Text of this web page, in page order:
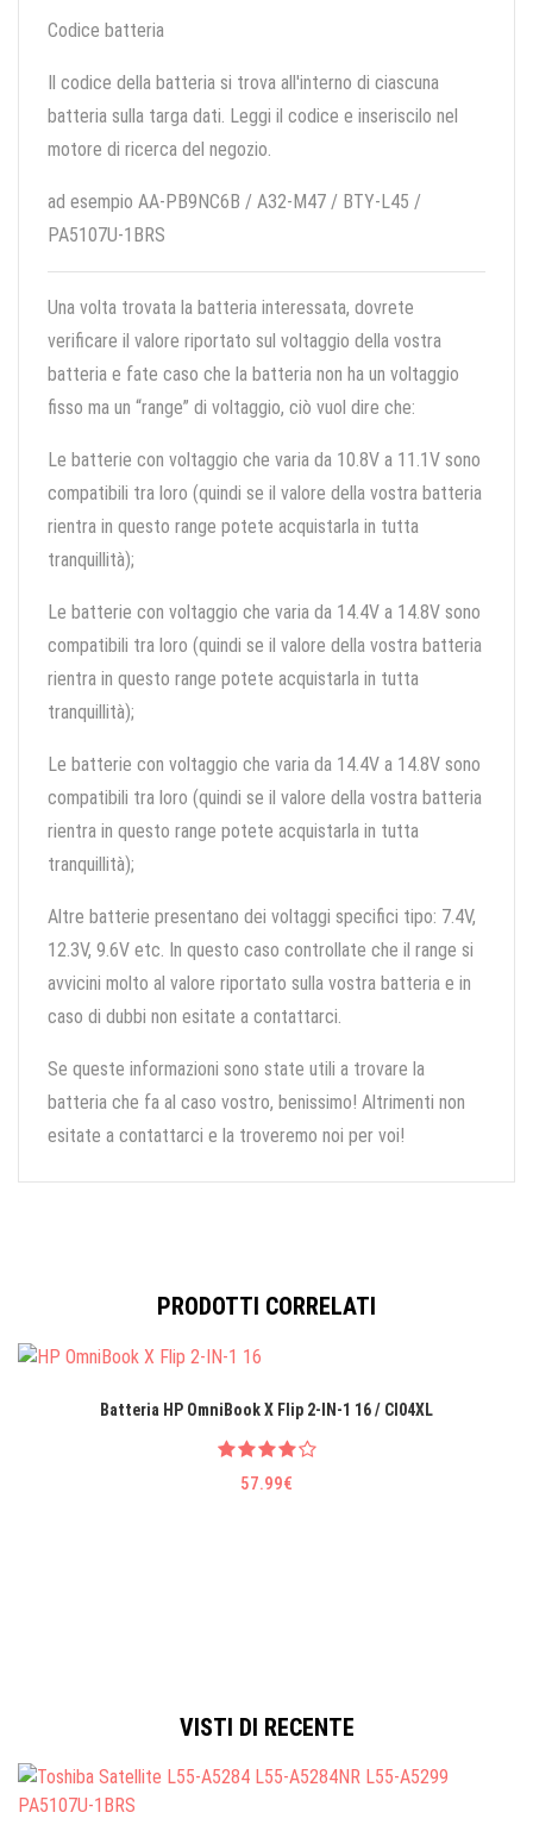
Codice batteria
Il codice della batteria si trova all'interno di ciascuna
batteria sulla targa dati. Leggi il codice e inseriscilo nel
motore di ricerca del negozio.
ad esempio AA-PB9NC6B / A32-M47 / BTY-L45 /
PA5107U-1BRS
Una volta trovata la batteria interessata, dovrete
verificare il valore riportato sul voltaggio della vostra
batteria e fate caso che la batteria non ha un voltaggio
fisso ma un “range” di voltaggio, ciò vuol dire che:
Le batterie con voltaggio che varia da 10.8V a 11.1V sono
compatibili tra loro (quindi se il valore della vostra batteria
rientra in questo range potete acquistarla in tutta
tranquillità);
Le batterie con voltaggio che varia da 14.4V a 14.8V sono
compatibili tra loro (quindi se il valore della vostra batteria
rientra in questo range potete acquistarla in tutta
tranquillità);
Le batterie con voltaggio che varia da 14.4V a 14.8V sono
compatibili tra loro (quindi se il valore della vostra batteria
rientra in questo range potete acquistarla in tutta
tranquillità);
Altre batterie presentano dei voltaggi specifici tipo: 7.4V,
12.3V, 9.6V etc. In questo caso controllate che il range si
avvicini molto al valore riportato sulla vostra batteria e in
caso di dubbi non esitate a contattarci.
Se queste informazioni sono state utili a trovare la
batteria che fa al caso vostro, benissimo! Altrimenti non
esitate a contattarci e la troveremo noi per voi!
PRODOTTI CORRELATI
Batteria HP OmniBook X Flip 2-IN-1 16 / CI04XL
57.99€
VISTI DI RECENTE